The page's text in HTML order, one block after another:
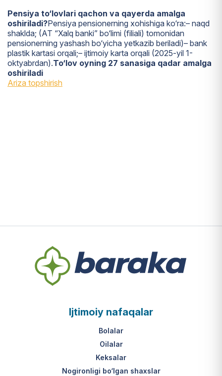
Pensiya to‘lovlari qachon va qayerda amalga
oshiriladi?Pensiya pensionerning xohishiga ko‘ra:– naqd
shaklda; (AT “Xalq banki” bo‘limi (filiali) tomonidan
pensionerning yashash bo‘yicha yetkazib beriladi)– bank
plastik kartasi orqali;– ijtimoiy karta orqali (2025-yil 1-
oktyabrdan).To‘lov oyning 27 sanasiga qadar amalga
oshiriladi
Ariza topshirish
Ijtimoiy nafaqalar
Bolalar
Oilalar
Keksalar
Nogironligi bo‘lgan shaxslar